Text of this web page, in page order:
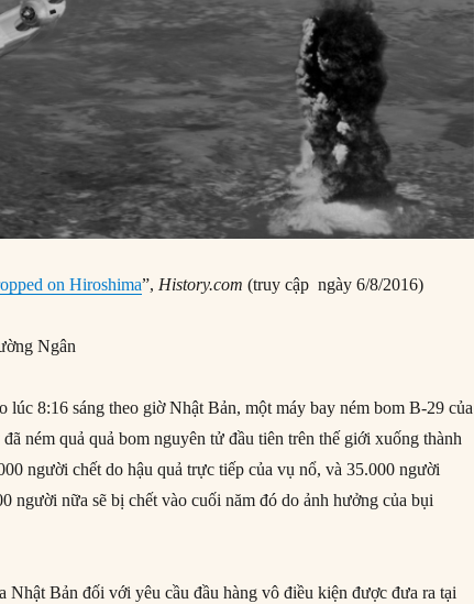
on Hiroshima”,History.com(truy cập ngày 6/8/2016)
Ngân
lúc 8:16 sáng theo giờ Nhật Bản, một máy bay ném bom B-29 của
ném quả quả bom nguyên tử đầu tiên trên thế giới xuống thành
người chết do hậu quả trực tiếp của vụ nổ, và 35.000 người
người nữa sẽ bị chết vào cuối năm đó do ảnh hưởng của bụi
Nhật Bản đối với yêu cầu đầu hàng vô điều kiện được đưa ra tại